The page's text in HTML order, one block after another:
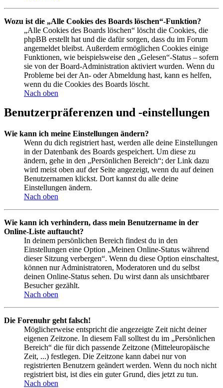
Wozu ist die „Alle Cookies des Boards löschen“-Funktion?
„Alle Cookies des Boards löschen“ löscht die Cookies, die
phpBB erstellt hat und die dafür sorgen, dass du im Forum
angemeldet bleibst. Außerdem ermöglichen Cookies einige
Funktionen, wie beispielsweise den „Gelesen“-Status – sofern
sie von der Board-Administration aktiviert wurden. Wenn du
Probleme bei der An- oder Abmeldung hast, kann es helfen,
wenn du die Cookies des Boards löscht.
Nach oben
Benutzerpräferenzen und -einstellungen
Wie kann ich meine Einstellungen ändern?
Wenn du dich registriert hast, werden alle deine Einstellungen
in der Datenbank des Boards gespeichert. Um diese zu
ändern, gehe in den „Persönlichen Bereich“; der Link dazu
wird meist oben auf der Seite angezeigt, wenn du auf deinen
Benutzernamen klickst. Dort kannst du alle deine
Einstellungen ändern.
Nach oben
Wie kann ich verhindern, dass mein Benutzername in der
Online-Liste auftaucht?
In deinem persönlichen Bereich findest du in den
Einstellungen eine Option „Meinen Online-Status während
dieser Sitzung verbergen“. Wenn du diese Option einschaltest,
können nur Administratoren, Moderatoren und du selbst
deinen Online-Status sehen. Du wirst dann als unsichtbarer
Besucher gezählt.
Nach oben
Die Forenuhr geht falsch!
Möglicherweise entspricht die angezeigte Zeit nicht deiner
eigenen Zeitzone. In diesem Fall solltest du im „Persönlichen
Bereich“ die für dich passende Zeitzone (Mitteleuropäische
Zeit, ...) festlegen. Die Zeitzone kann dabei nur von
registrierten Benutzern geändert werden. Wenn du noch nicht
registriert bist, ist dies ein guter Grund, dies jetzt zu tun.
Nach oben